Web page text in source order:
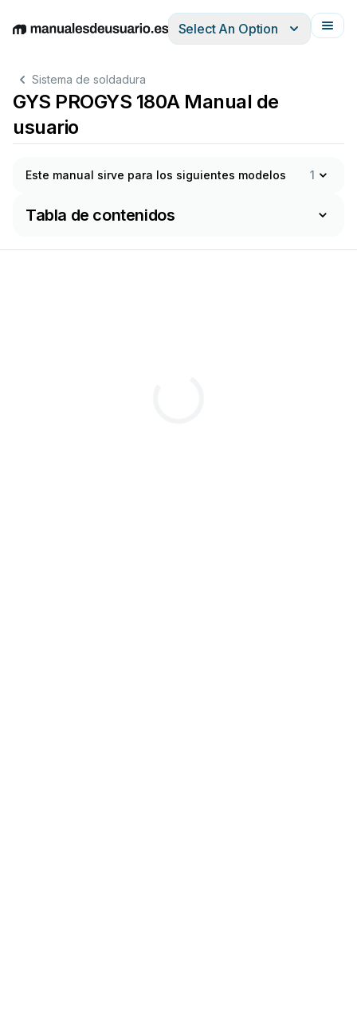
EnglishDeutschEspañolItalianoFrançais
Select An Option
Sistema de soldadura
GYS PROGYS 180A Manual de
usuario
Este manual sirve para los siguientes modelos 1
Tabla de contenidos